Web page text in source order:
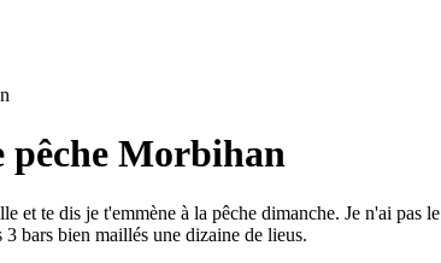
pêche Morbihan
et te dis je t'emmène à la pêche dimanche. Je n'ai pas le
3 bars bien maillés une dizaine de lieus.